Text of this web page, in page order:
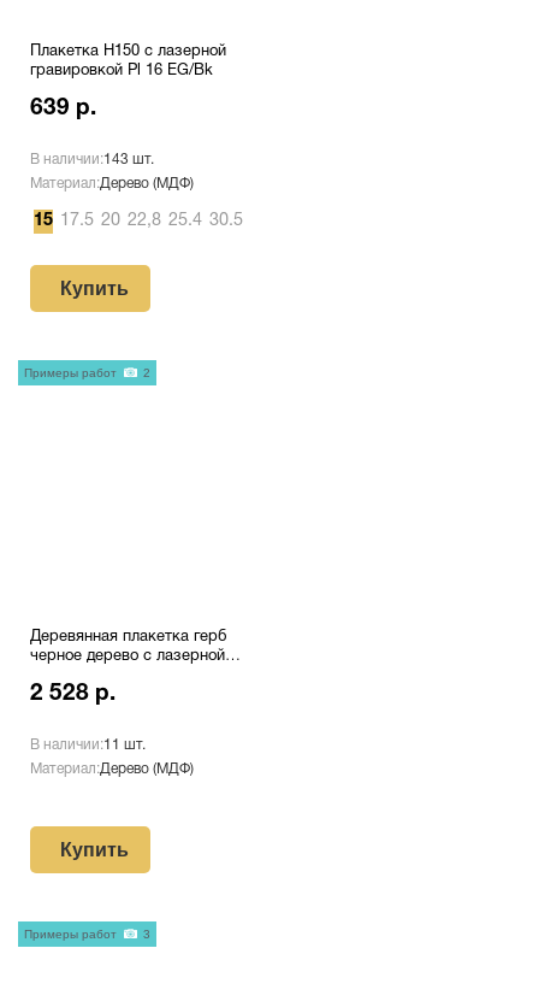
Плакетка H150 с лазерной
гравировкой Pl 16 EG/Bk
639 р.
В наличии:143 шт.
Материал:Дерево (МДФ)
15 17.5 20 22,8 25.4 30.5
Купить
Деревянная плакетка герб
черное дерево с лазерной
2 528 р.
В наличии:11 шт.
Материал:Дерево (МДФ)
Купить
Примеры работ 2
Примеры работ 3